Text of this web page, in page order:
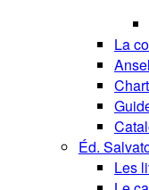
La
Éd.
Les